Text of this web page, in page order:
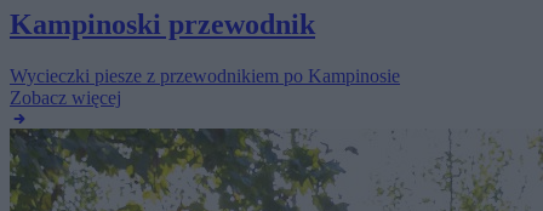
Kampinoski przewodnik
Wycieczki piesze z przewodnikiem po Kampinosie
Zobacz więcej